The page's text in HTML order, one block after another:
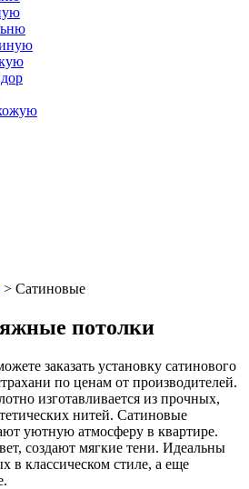
> Сатиновые
потолки
заказать установку сатинового
по ценам от производителей.
изготавливается из прочных,
нитей. Сатиновые
уютную атмосферу в квартире.
создают мягкие тени. Идеальны
в классическом стиле, а еще